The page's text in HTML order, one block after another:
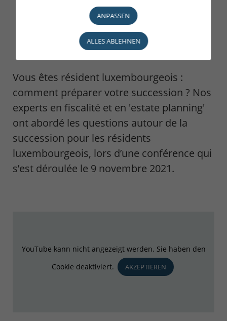
Vous êtes résident luxembourgeois :
comment préparer votre succession ? Nos
experts en fiscalité et en 'estate planning'
ont abordé les questions autour de la
succession pour les résidents
luxembourgeois, lors d’une conférence qui
s’est déroulée le 9 novembre 2021.
YouTube kann nicht angezeigt werden. Sie haben den
Cookie deaktiviert.
AKZEPTIEREN
ANPASSEN
ALLES ABLEHNEN